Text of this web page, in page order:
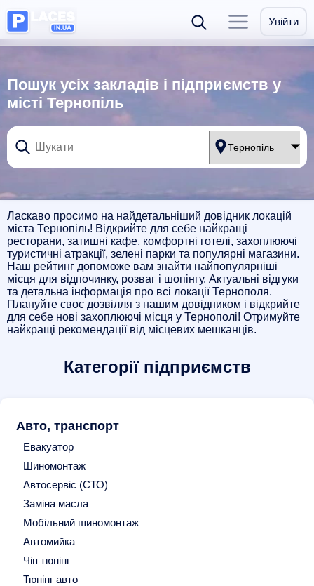
Увійти
Пошук усіх закладів і підприємств у
місті Тернопіль
Ласкаво просимо на найдетальніший довідник локацій
міста Тернопіль! Відкрийте для себе найкращі
ресторани, затишні кафе, комфортні готелі, захоплюючі
туристичні атракції, зелені парки та популярні магазини.
Наш рейтинг допоможе вам знайти найпопулярніші
місця для відпочинку, розваг і шопінгу. Актуальні відгуки
та детальна інформація про всі локації Тернополя.
Плануйте своє дозвілля з нашим довідником і відкрийте
для себе нові захоплюючі місця у Тернополі! Отримуйте
найкращі рекомендації від місцевих мешканців.
Категорії підприємств
Авто, транспорт
Евакуатор
Шиномонтаж
Автосервіс (СТО)
Заміна масла
Мобільний шиномонтаж
Автомийка
Чіп тюнінг
Тюнінг авто